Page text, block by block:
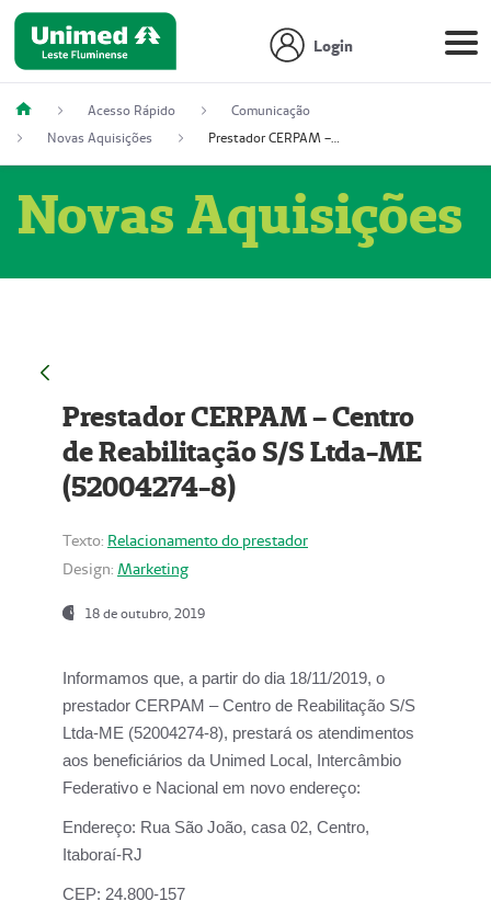
Login
Acesso Rápido
Comunicação
Novas Aquisições
Prestador CERPAM – Centro de Reabilitação S/S Ltda-ME (52004274-8)
Novas Aquisições
Prestador CERPAM – Centro
de Reabilitação S/S Ltda-ME
(52004274-8)
Texto: Relacionamento do prestador
Design: Marketing
18 de outubro, 2019
Informamos que, a partir do dia 18/11/2019, o
prestador CERPAM – Centro de Reabilitação S/S
Ltda-ME (52004274-8), prestará os atendimentos
aos beneficiários da Unimed Local, Intercâmbio
Federativo e Nacional em novo endereço:
Endereço: Rua São João, casa 02, Centro,
Itaboraí-RJ
CEP: 24.800-157